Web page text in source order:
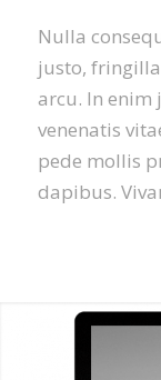
Nulla
justo,
arcu. In enim
venenatis
pede mollis
dapibus.